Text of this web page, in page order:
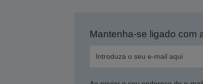
Mantenha-se ligado com